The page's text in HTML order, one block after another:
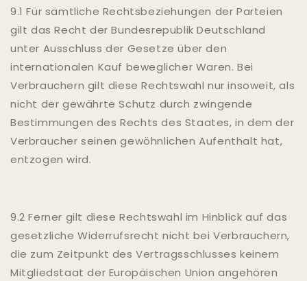
9.1 Für sämtliche Rechtsbeziehungen der Parteien
gilt das Recht der Bundesrepublik Deutschland
unter Ausschluss der Gesetze über den
internationalen Kauf beweglicher Waren. Bei
Verbrauchern gilt diese Rechtswahl nur insoweit, als
nicht der gewährte Schutz durch zwingende
Bestimmungen des Rechts des Staates, in dem der
Verbraucher seinen gewöhnlichen Aufenthalt hat,
entzogen wird.
9.2 Ferner gilt diese Rechtswahl im Hinblick auf das
gesetzliche Widerrufsrecht nicht bei Verbrauchern,
die zum Zeitpunkt des Vertragsschlusses keinem
Mitgliedstaat der Europäischen Union angehören